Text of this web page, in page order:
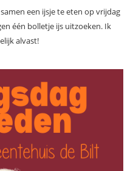
een ijsje te eten op vrijdag
één bolletje ijs uitzoeken. Ik
alvast!